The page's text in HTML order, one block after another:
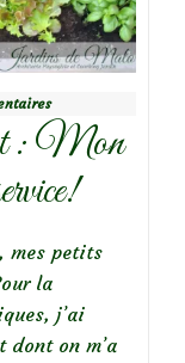
: Mon
mes petits
la
j’ai
dont on m’a